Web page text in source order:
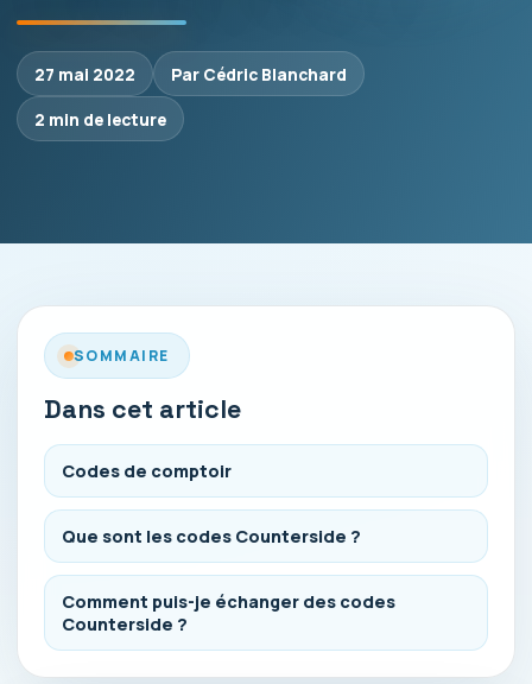
27 mai 2022
Par Cédric Blanchard
2 min de lecture
SOMMAIRE
Dans cet article
Codes de comptoir
Que sont les codes Counterside ?
Comment puis-je échanger des codes
Counterside ?